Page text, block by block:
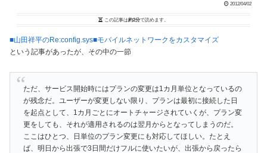
2012/04/02
この記事は約2分で読めます。
■山田祥平のRe:config.sys■モバイルネットワークをカスタマイズ
という記事があったが、その中の一節
ただ、サービス開始時にはプランの変更は1カ月単位となっているの
が残念だ。ユーザーが変更しない限り、プランは最初に接続した日
を起点として、1カ月ごとにオートチャージされていくが、プラン変
更をしても、それが適用されるのは翌月からとなってしまうのだ。
ここはひとつ、日単位のプラン変更にも対応してほしい。たとえ
ば、明日から出張で3日間だけフルに使いたいが、出張から戻ったら